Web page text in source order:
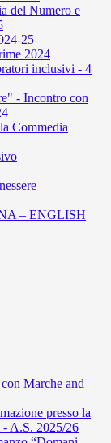
del Numero e
25
2024
inclusivi - 4
- Incontro con
Commedia
– ENGLISH
Marche and
presso la
- A.S. 2025/26